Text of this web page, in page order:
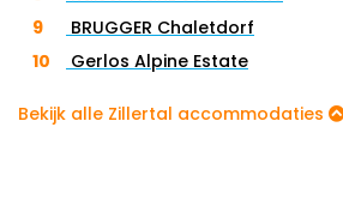
hotels en andere accommodaties
families.
Penken
BRUGGER Chaletdorf
Gerlos Alpine Estate
Bekijk alle Zillertal accommodaties